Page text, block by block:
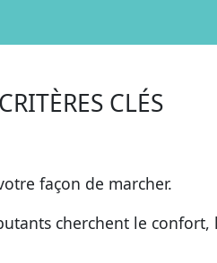
CLÉS
façon de marcher.
cherchent le confort,